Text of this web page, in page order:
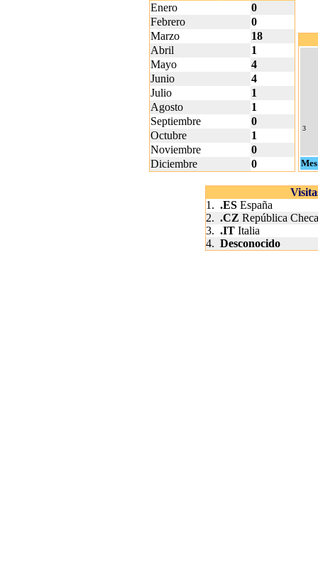
Enero
0
Febrero
0
Marzo
18
Abril
1
Mayo
4
Junio
4
Julio
1
Agosto
1
Septiembre
0
Octubre
1
Noviembre
0
Diciembre
0
3
Mes
1. .ES España
2. .CZ República Checa
3. .IT Italia
4. Desconocido